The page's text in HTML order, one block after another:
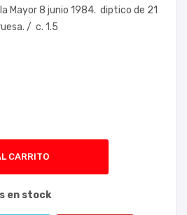
Mayor 8 junio 1984. diptico de 21
/ c. 1.5
CARRITO
en stock